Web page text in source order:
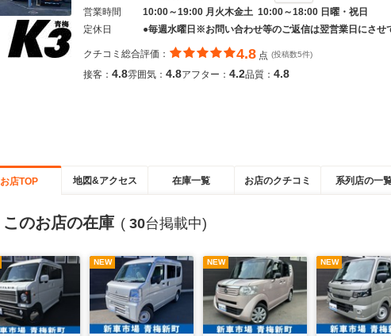
営業時間
10:00～19:00 月火木金土 10:00～18:00 日曜・祝日
定休日
●毎週水曜日※お問い合わせ等のご返信は翌営業日にさせ
クチコミ総合評価： 4.8 点 (投稿数5件)
接客： 4.8雰囲気： 4.8アフター： 4.2品質： 4.8
お店TOP 地図&アクセス 在庫一覧 お店のクチコミ 系列店の一
このお店の在庫 ( 30台掲載中)
NEW NEW NEW